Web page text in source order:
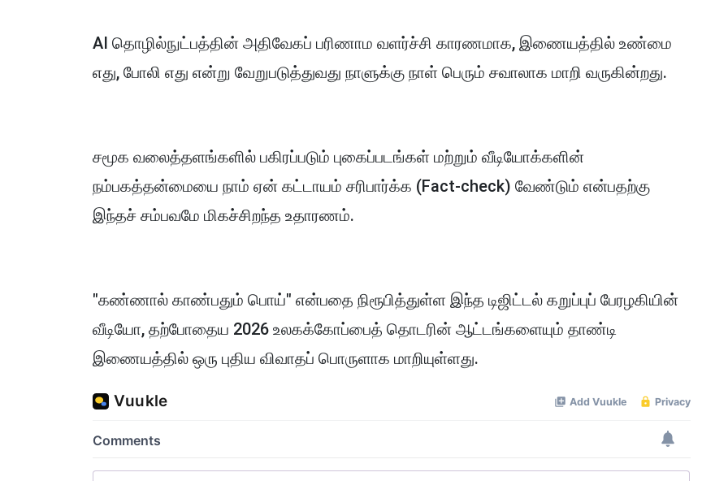
AI தொழில்நுட்பத்தின் அதிவேகப் பரிணாம வளர்ச்சி காரணமாக, இணையத்தில் உண்மை
எது, போலி எது என்று வேறுபடுத்துவது நாளுக்கு நாள் பெரும் சவாலாக மாறி வருகின்றது.
சமூக வலைத்தளங்களில் பகிரப்படும் புகைப்படங்கள் மற்றும் வீடியோக்களின்
நம்பகத்தன்மையை நாம் ஏன் கட்டாயம் சரிபார்க்க (Fact-check) வேண்டும் என்பதற்கு
இந்தச் சம்பவமே மிகச்சிறந்த உதாரணம்.
"கண்ணால் காண்பதும் பொய்" என்பதை நிரூபித்துள்ள இந்த டிஜிட்டல் கறுப்புப் பேரழகியின்
வீடியோ, தற்போதைய 2026 உலகக்கோப்பைத் தொடரின் ஆட்டங்களையும் தாண்டி
இணையத்தில் ஒரு புதிய விவாதப் பொருளாக மாறியுள்ளது.